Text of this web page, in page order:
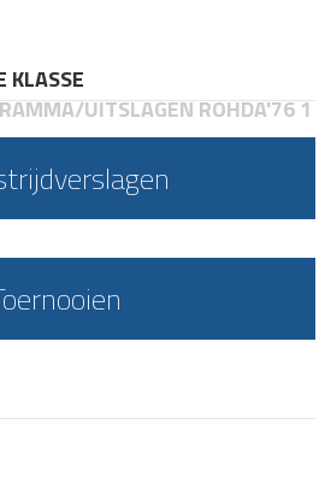
KLASSE
UITSLAGEN ROHDA'76 1